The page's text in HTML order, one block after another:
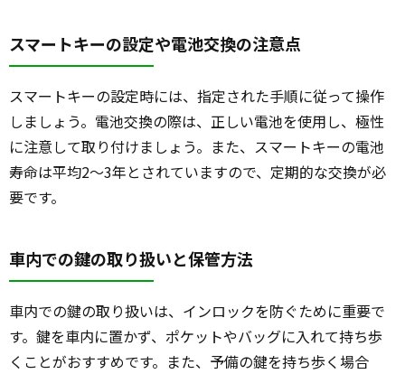
スマートキーの設定や電池交換の注意点
スマートキーの設定時には、指定された手順に従って操作
しましょう。電池交換の際は、正しい電池を使用し、極性
に注意して取り付けましょう。また、スマートキーの電池
寿命は平均2～3年とされていますので、定期的な交換が必
要です。
車内での鍵の取り扱いと保管方法
車内での鍵の取り扱いは、インロックを防ぐために重要で
す。鍵を車内に置かず、ポケットやバッグに入れて持ち歩
くことがおすすめです。また、予備の鍵を持ち歩く場合